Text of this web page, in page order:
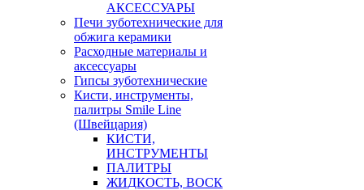
АКСЕССУАРЫ
Печи зуботехнические для
обжига керамики
Расходные материалы и
аксессуары
Гипсы зуботехнические
Кисти, инструменты,
палитры Smile Line
(Швейцария)
КИСТИ,
ИНСТРУМЕНТЫ
ПАЛИТРЫ
ЖИДКОСТЬ, ВОСК